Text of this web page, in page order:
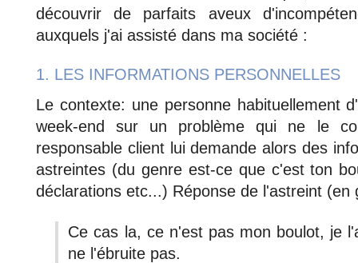
découvrir de parfaits aveux
auxquels j'ai assisté dans ma société :
1. LES INFORMATIONS PERSONNELLES
Le contexte: une personne habituellement
week-end sur un problème qui ne le
responsable client lui demande alors des
astreintes (du genre est-ce que c'est ton
déclarations etc...) Réponse de l'astreint (en
Ce cas la, ce n'est pas mon boulot, je
ne l'ébruite pas.